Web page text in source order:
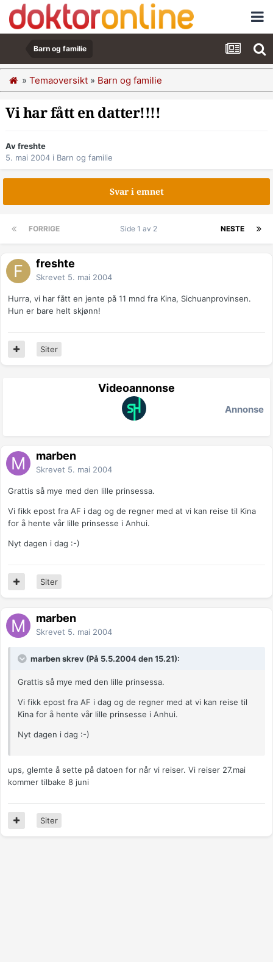
Barn og familie
» Temaoversikt » Barn og familie
Vi har fått en datter!!!!
Av freshte
5. mai 2004 i Barn og familie
Svar i emnet
FORRIGE NESTE
Side 1 av 2
freshte
Skrevet 5. mai 2004
Hurra, vi har fått en jente på 11 mnd fra Kina, Sichuanprovinsen.
Hun er bare helt skjønn!
Siter
Videoannonse
Annonse
marben
Skrevet 5. mai 2004
Grattis så mye med den lille prinsessa.
Vi fikk epost fra AF i dag og de regner med at vi kan reise til Kina
for å hente vår lille prinsesse i Anhui.
Nyt dagen i dag :-)
Siter
marben
Skrevet 5. mai 2004
marben skrev (På 5.5.2004 den 15.21):
Grattis så mye med den lille prinsessa.
Vi fikk epost fra AF i dag og de regner med at vi kan reise til
Kina for å hente vår lille prinsesse i Anhui.
Nyt dagen i dag :-)
ups, glemte å sette på datoen for når vi reiser. Vi reiser 27.mai
kommer tilbake 8 juni
Siter